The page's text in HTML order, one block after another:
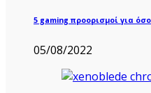
5 gaming προορισμοί για
05/08/2022